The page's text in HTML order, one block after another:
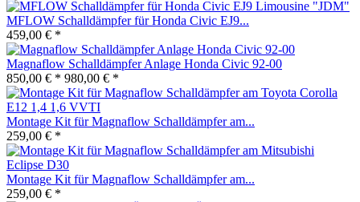
MFLOW Schalldämpfer für Honda Civic EJ9...
459,00 € *
Magnaflow Schalldämpfer Anlage Honda Civic 92-00
850,00 € * 980,00 € *
Montage Kit für Magnaflow Schalldämpfer am...
259,00 € *
Montage Kit für Magnaflow Schalldämpfer am...
259,00 € *